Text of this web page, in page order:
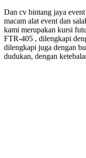
Dan cv bintang jaya
macam alat event dan
kami merupakan kursi
FTR-405 , dilengkapi
dilengkapi juga dengan
dudukan, dengan